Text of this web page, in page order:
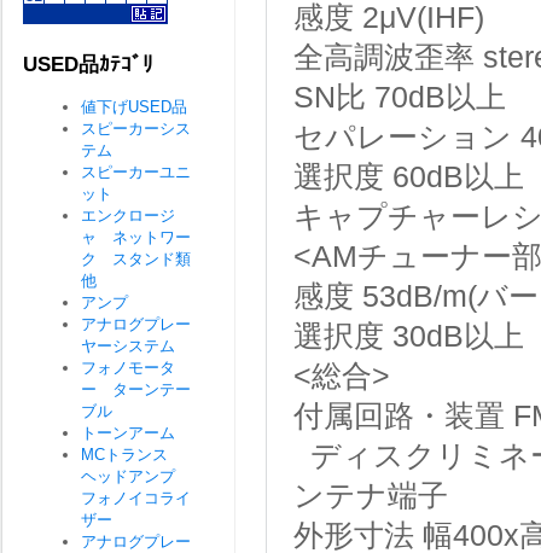
感度 2μV(IHF)
全高調波歪率
SN比 70dB以上
セパレーション
選択度 60dB以上
キャプチャーレ
<AMチューナー
感度 53dB/m(バ
選択度 30dB以上
<総合>
付属回路・装置
ディスクリミネ
ンテナ端子
外形寸法 幅400x
USED品ｶﾃｺﾞﾘ
値下げUSED品
スピーカーシス
テム
スピーカーユニ
ット
エンクロージ
ャ ネットワー
ク スタンド類
他
アンプ
アナログプレー
ヤーシステム
フォノモータ
ー ターンテー
ブル
トーンアーム
MCトランス
ヘッドアンプ
フォノイコライ
ザー
アナログプレー